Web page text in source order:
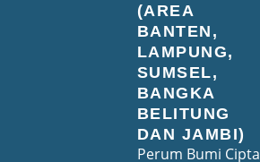
(AREA
BANTEN,
LAMPUNG,
SUMSEL,
BANGKA
BELITUNG
DAN JAMBI)
Perum Bumi Cipta